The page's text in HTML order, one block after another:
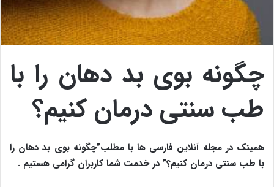
چگونه بوی بد دهان را با
طب سنتی درمان کنیم؟
همینک در مجله آنلاین فارسی ها با مطلب”چگونه بوی بد دهان را
با طب سنتی درمان کنیم؟” در خدمت شما کاربران گرامی هستیم .